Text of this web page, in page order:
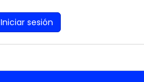
Iniciar sesión